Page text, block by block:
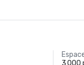
3 000